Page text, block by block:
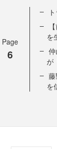
Page
6
を
が
を